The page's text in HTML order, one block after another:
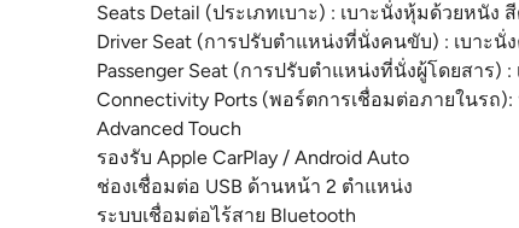
Seats Detail (ประเภทเบาะ) : เบาะนั่งหุ้มด้วยหนัง
Driver Seat (การปรับตำแหน่งที่นั่งคนขับ) : เบาะ
Passenger Seat (การปรับตำแหน่งที่นั่งผู้โดยสาร
Connectivity Ports (พอร์ตการเชื่อมต่อภายในรถ
Advanced Touch
รองรับ Apple CarPlay / Android Auto
ช่องเชื่อมต่อ USB ด้านหน้า 2 ตำแหน่ง
ระบบเชื่อมต่อไร้สาย Bluetooth